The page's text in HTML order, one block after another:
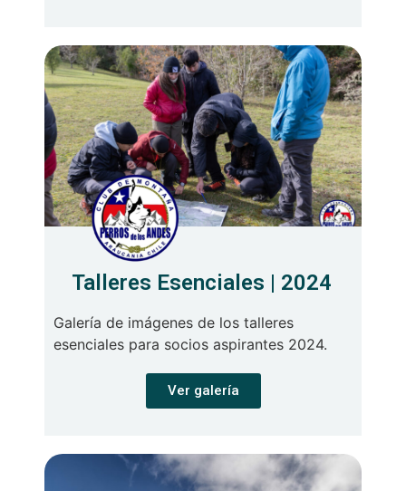
Talleres Esenciales | 2024
Galería de imágenes de los talleres
esenciales para socios aspirantes 2024.
Ver galería